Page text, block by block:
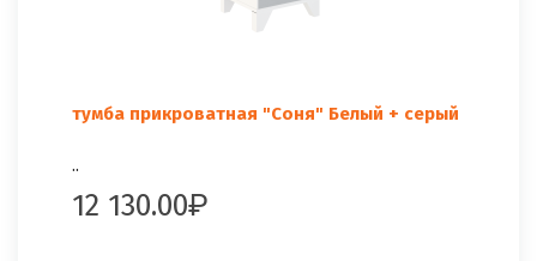
тумба прикроватная "Соня" Белый + серый
..
12 130.00